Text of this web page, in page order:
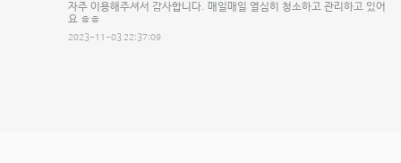
자주 이용해주셔서 감사합니다. 매일매일 열심히 청소하고 관리하고 있어
요 ㅎㅎ
2023-11-03 22:37:09